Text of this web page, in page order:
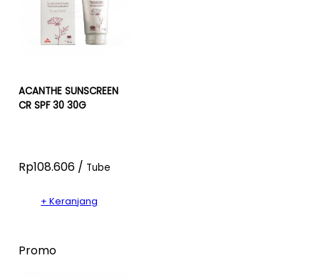
ACANTHE SUNSCREEN
CR SPF 30 30G
Rp108.606 / Tube
+ Keranjang
Promo